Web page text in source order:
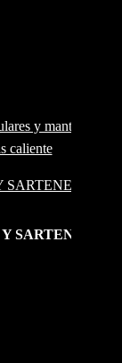
y mantenedor
caliente
SARTENES